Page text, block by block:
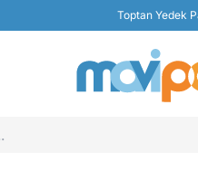
Toptan Yedek